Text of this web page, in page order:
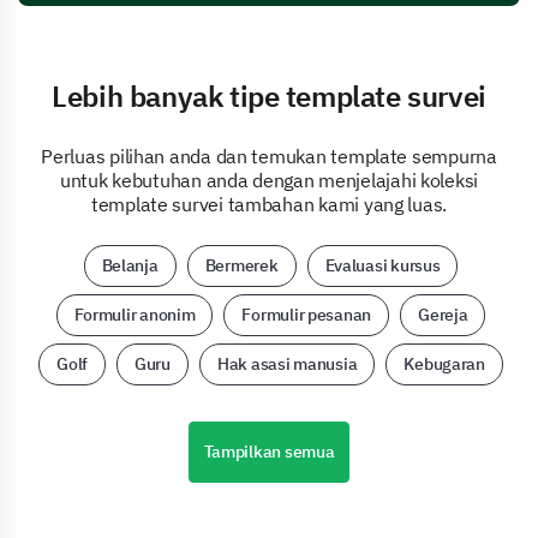
Lebih banyak tipe template survei
Perluas pilihan anda dan temukan template sempurna
untuk kebutuhan anda dengan menjelajahi koleksi
template survei tambahan kami yang luas.
Belanja Bermerek Evaluasi kursus
Formulir anonim Formulir pesanan Gereja
Golf Guru Hak asasi manusia Kebugaran
Tampilkan semua